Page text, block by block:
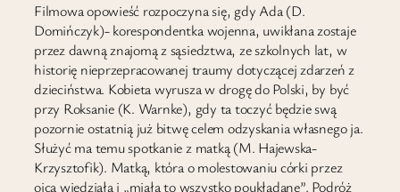
Filmowa opowieść rozpoczyna się, gdy Ada (D.
Domińczyk)- korespondentka wojenna, uwikłana zostaje
przez dawną znajomą z sąsiedztwa, ze szkolnych lat, w
historię nieprzepracowanej traumy dotyczącej zdarzeń z
dzieciństwa. Kobieta wyrusza w drogę do Polski, by być
przy Roksanie (K. Warnke), gdy ta toczyć będzie swą
pozornie ostatnią już bitwę celem odzyskania własnego ja.
Służyć ma temu spotkanie z matką (M. Hajewska-
Krzysztofik). Matką, która o molestowaniu córki przez
ojca wiedziała i „miała to wszystko poukładane”. Podróż